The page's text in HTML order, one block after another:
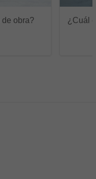
obra?
¿Cuál